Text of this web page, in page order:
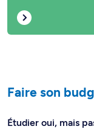
Faire son
Étudier oui, mais